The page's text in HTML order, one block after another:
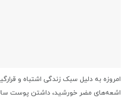
امروزه به دلیل سبک زندگی اشتباه و
اشعه‌های مضر خورشید، داشتن پوست